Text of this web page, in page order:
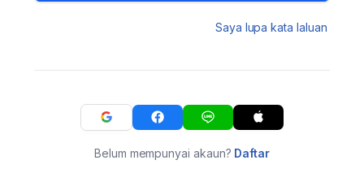
Saya lupa kata laluan
Belum mempunyai akaun? Daftar